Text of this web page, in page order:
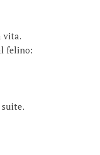
vita.
felino: